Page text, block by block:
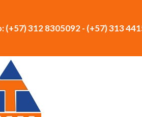
312 8305092 - (+57) 313